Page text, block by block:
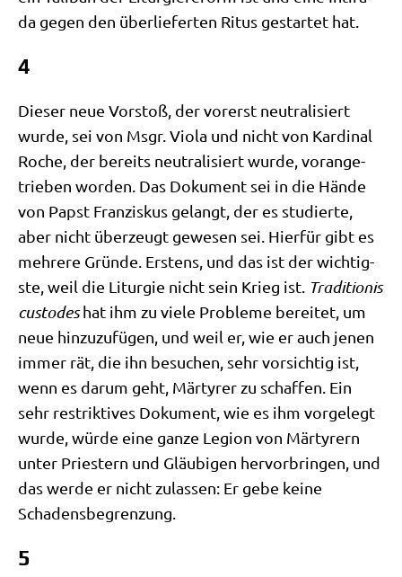
da gegen den über­lie­fer­ten Ritus gestar­tet hat.
4
Die­ser neue Vor­stoß, der vor­erst neu­tra­li­siert
wur­de, sei von Msgr. Vio­la und nicht von Kar­di­nal
Roche, der bereits neu­tra­li­siert wur­de, vor­an­ge­
trie­ben wor­den. Das Doku­ment sei in die Hän­de
von Papst Fran­zis­kus gelangt, der es stu­dier­te,
aber nicht über­zeugt gewe­sen sei. Hier­für gibt es
meh­re­re Grün­de. Erstens, und das ist der wich­tig­
ste, weil die Lit­ur­gie nicht sein Krieg ist. Tra­di­tio­nis
cus­to­deshat ihm zu vie­le Pro­ble­me berei­tet, um
neue hin­zu­zu­fü­gen, und weil er, wie er auch jenen
immer rät, die ihn besu­chen, sehr vor­sich­tig ist,
wenn es dar­um geht, Mär­ty­rer zu schaf­fen. Ein
sehr restrik­ti­ves Doku­ment, wie es ihm vor­ge­legt
wur­de, wür­de eine gan­ze Legi­on von Mär­ty­rern
unter Prie­stern und Gläu­bi­gen her­vor­brin­gen, und
das wer­de er nicht zulas­sen: Er gebe kei­ne
Schadensbegrenzung.
5